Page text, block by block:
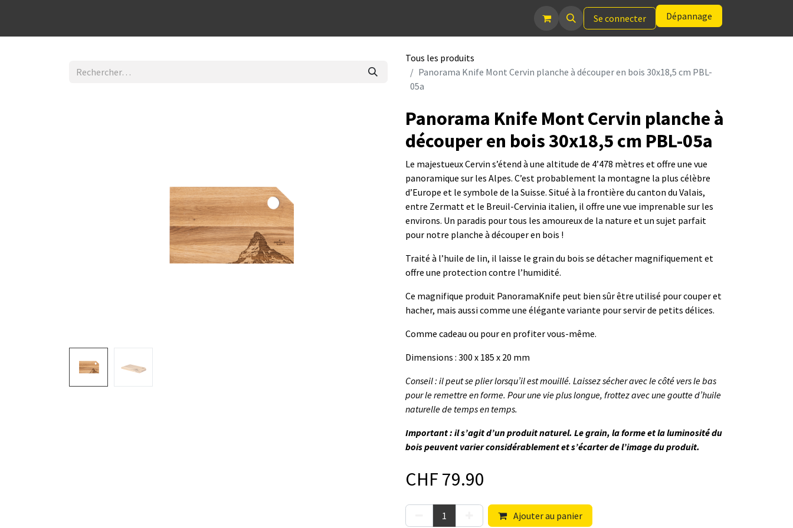
Se connecter Dépannage
Tous les produits
Panorama Knife Mont Cervin planche à découper en bois 30x18,5 cm PBL-
05a
Panorama Knife Mont Cervin planche à
découper en bois 30x18,5 cm PBL-05a
Le majestueux Cervin s’étend à une altitude de 4’478 mètres et offre une vue
panoramique sur les Alpes. C’est probablement la montagne la plus célèbre
d’Europe et le symbole de la Suisse. Situé à la frontière du canton du Valais,
entre Zermatt et le Breuil-Cervinia italien, il offre une vue imprenable sur les
environs. Un paradis pour tous les amoureux de la nature et un sujet parfait
pour notre planche à découper en bois !
Traité à l’huile de lin, il laisse le grain du bois se détacher magnifiquement et
offre une protection contre l’humidité.
Ce magnifique produit PanoramaKnife peut bien sûr être utilisé pour couper et
hacher, mais aussi comme une élégante variante pour servir de petits délices.
Comme cadeau ou pour en profiter vous-même.
Dimensions : 300 x 185 x 20 mm
Conseil : il peut se plier lorsqu’il est mouillé. Laissez sécher avec le côté vers le bas
pour le remettre en forme. Pour une vie plus longue, frottez avec une goutte d’huile
naturelle de temps en temps.
Important : il s’agit d’un produit naturel. Le grain, la forme et la luminosité du
bois peuvent varier considérablement et s’écarter de l’image du produit.
CHF 79.90
Ajouter au panier